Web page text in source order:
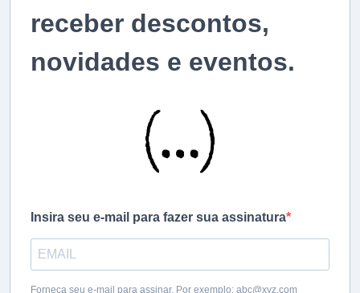
receber descontos,
novidades e eventos.
Insira seu e-mail para fazer sua assinatura
Forneça seu e-mail para assinar. Por exemplo: abc@xyz.com